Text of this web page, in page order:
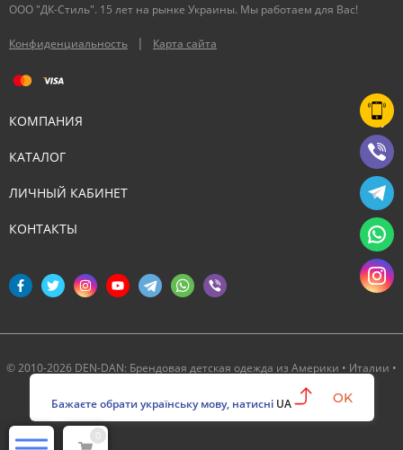
ООО "ДК-Стиль". 15 лет на рынке Украины. Мы работаем для Вас!
Конфиденциальность | Карта сайта
КОМПАНИЯ
КАТАЛОГ
ЛИЧНЫЙ КАБИНЕТ
КОНТАКТЫ
© 2010-2026 DEN-DAN: Брендовая детская одежда из Америки • Италии •
0
Бажаєте обрати українську мову, натисні UA OK